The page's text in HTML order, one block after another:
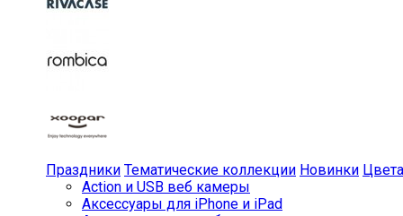
Праздники Тематические коллекции Новинки Цвета
Action и USB веб камеры
Аксессуары для iPhone и iPad